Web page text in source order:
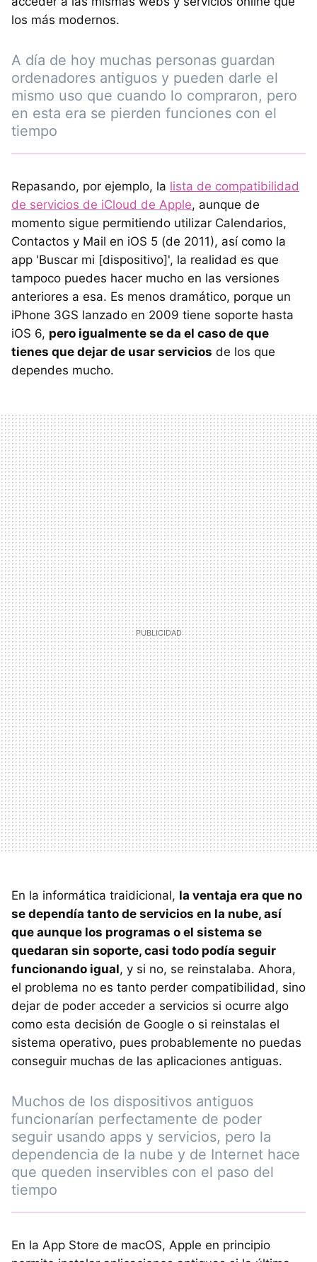
los más modernos.
A día de hoy muchas personas guardan
ordenadores antiguos y pueden darle el
mismo uso que cuando lo compraron, pero
en esta era se pierden funciones con el
tiempo
Repasando, por ejemplo, la lista de compatibilidad
de servicios de iCloud de Apple, aunque de
momento sigue permitiendo utilizar Calendarios,
Contactos y Mail en iOS 5 (de 2011), así como la
app 'Buscar mi [dispositivo]', la realidad es que
tampoco puedes hacer mucho en las versiones
anteriores a esa. Es menos dramático, porque un
iPhone 3GS lanzado en 2009 tiene soporte hasta
iOS 6, pero igualmente se da el caso de que
tienes que dejar de usar servicios de los que
dependes mucho.
En la informática traidicional, la ventaja era que no
se dependía tanto de servicios en la nube, así
que aunque los programas o el sistema se
quedaran sin soporte, casi todo podía seguir
funcionando igual, y si no, se reinstalaba. Ahora,
el problema no es tanto perder compatibilidad, sino
dejar de poder acceder a servicios si ocurre algo
como esta decisión de Google o si reinstalas el
sistema operativo, pues probablemente no puedas
conseguir muchas de las aplicaciones antiguas.
Muchos de los dispositivos antiguos
funcionarían perfectamente de poder
seguir usando apps y servicios, pero la
dependencia de la nube y de Internet hace
que queden inservibles con el paso del
tiempo
En la App Store de macOS, Apple en principio